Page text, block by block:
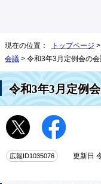
現在の位置： トップページ >
会議 > 令和3年3月定例会の会
令和3年3月定例
広報ID1035076 更新日